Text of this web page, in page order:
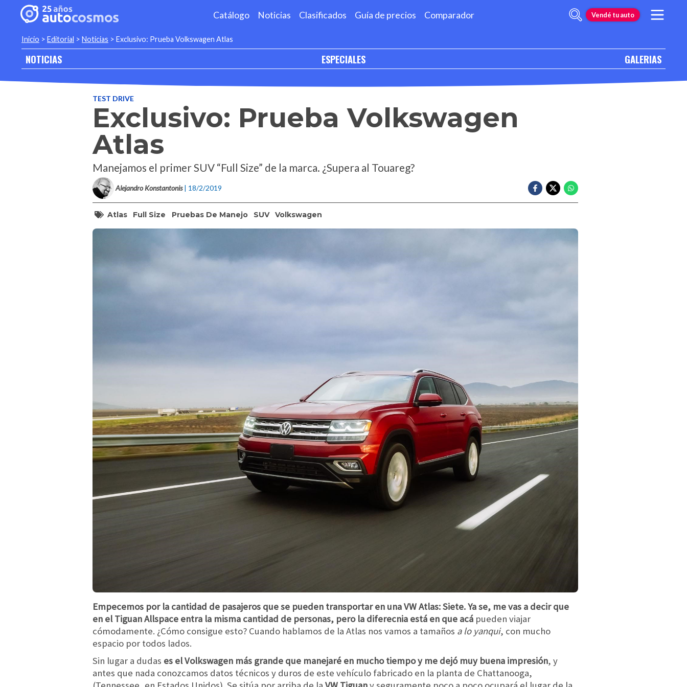
Catálogo Noticias Clasificados Guía de precios Comparador Vendé tu auto
Inicio > Editorial > Noticias > Exclusivo: Prueba Volkswagen Atlas
NOTICIAS ESPECIALES GALERIAS
TEST DRIVE
Exclusivo: Prueba Volkswagen
Atlas
Manejamos el primer SUV “Full Size” de la marca. ¿Supera al Touareg?
Alejandro Konstantonis | 18/2/2019
Atlas Full Size Pruebas De Manejo SUV Volkswagen
Empecemos por la cantidad de pasajeros que se pueden transportar en una VW Atlas: Siete. Ya se, me vas a decir que
en el Tiguan Allspace entra la misma cantidad de personas, pero la diferecnia está en que acá pueden viajar
cómodamente. ¿Cómo consigue esto? Cuando hablamos de la Atlas nos vamos a tamaños a lo yanqui, con mucho
espacio por todos lados.
Sin lugar a dudas es el Volkswagen más grande que manejaré en mucho tiempo y me dejó muy buena impresión, y
antes que nada conozcamos datos técnicos y duros de este vehículo fabricado en la planta de Chattanooga,